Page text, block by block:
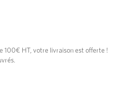
100€ HT, votre livraison est offerte !